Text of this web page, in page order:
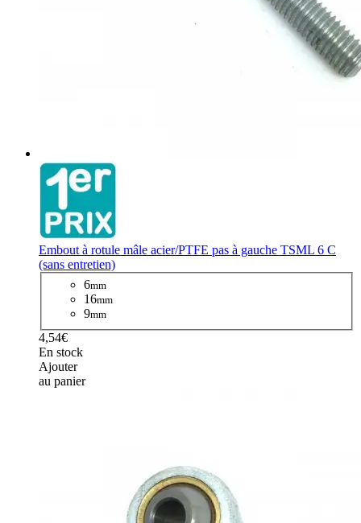
Embout à rotule mâle acier/PTFE pas à gauche TSML 6 C
(sans entretien)
6mm
16mm
9mm
4,54€
En stock
Ajouter
au panier